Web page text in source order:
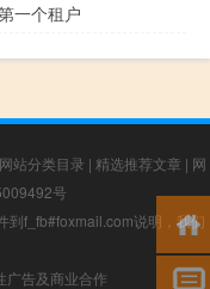
一个租户
网站分类目录 | 精选推荐文章 | 网
号
到f_fb#foxmail.com说明，我们
广告及商业合作